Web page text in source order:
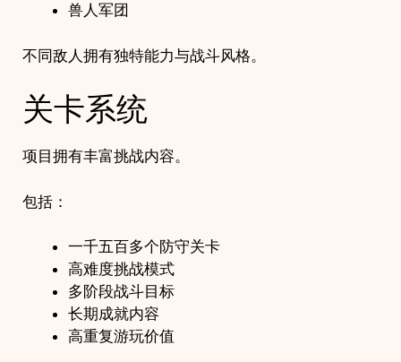
兽人军团
不同敌人拥有独特能力与战斗风格。
关卡系统
项目拥有丰富挑战内容。
包括：
一千五百多个防守关卡
高难度挑战模式
多阶段战斗目标
长期成就内容
高重复游玩价值